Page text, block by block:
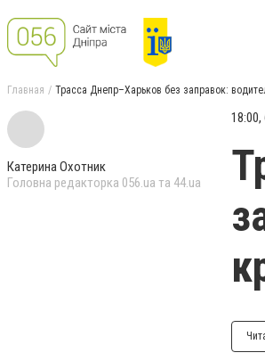
Главная Трасса Днепр–Харьков без заправок:
Катерина Охотник
Головна редакторка 056.ua та 44.ua